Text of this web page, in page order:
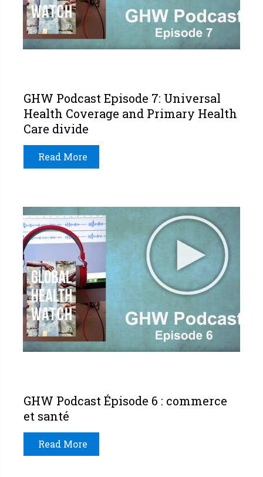
GHW Podcast Episode 7: Universal
Health Coverage and Primary Health
Care divide
Read More
GHW Podcast Épisode 6 : commerce
et santé
Read More